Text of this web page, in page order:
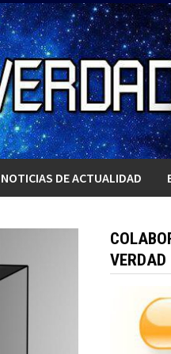
NOTICIAS DE ACTUALIDAD
VERDAD